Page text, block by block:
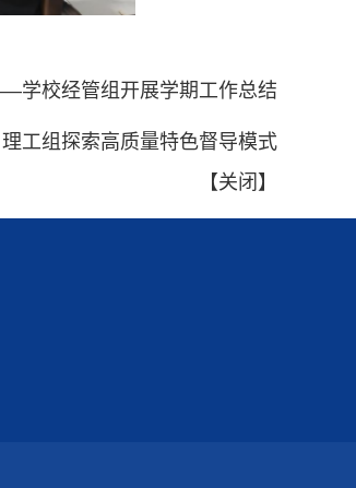
学校经管组开展学期工作总结
工组探索高质量特色督导模式
【关闭 】